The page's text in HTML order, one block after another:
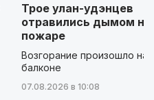
Трое улан-удэнцев
отравились дымом на
пожаре
Возгорание произошло на
балконе
07.08.2026 в 10:08